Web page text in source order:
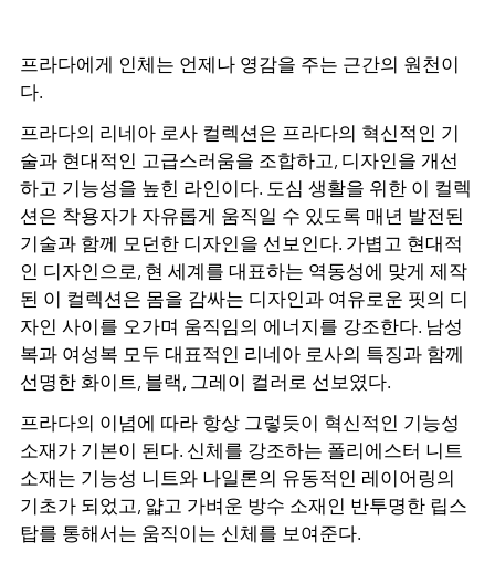
프라다에게 인체는 언제나 영감을 주는 근간의 원천이
다.
프라다의 리네아 로사 컬렉션은 프라다의 혁신적인 기
술과 현대적인 고급스러움을 조합하고, 디자인을 개선
하고 기능성을 높힌 라인이다. 도심 생활을 위한 이 컬렉
션은 착용자가 자유롭게 움직일 수 있도록 매년 발전된
기술과 함께 모던한 디자인을 선보인다. 가볍고 현대적
인 디자인으로, 현 세계를 대표하는 역동성에 맞게 제작
된 이 컬렉션은 몸을 감싸는 디자인과 여유로운 핏의 디
자인 사이를 오가며 움직임의 에너지를 강조한다. 남성
복과 여성복 모두 대표적인 리네아 로사의 특징과 함께
선명한 화이트, 블랙, 그레이 컬러로 선보였다.
프라다의 이념에 따라 항상 그렇듯이 혁신적인 기능성
소재가 기본이 된다. 신체를 강조하는 폴리에스터 니트
소재는 기능성 니트와 나일론의 유동적인 레이어링의
기초가 되었고, 얇고 가벼운 방수 소재인 반투명한 립스
탑를 통해서는 움직이는 신체를 보여준다.